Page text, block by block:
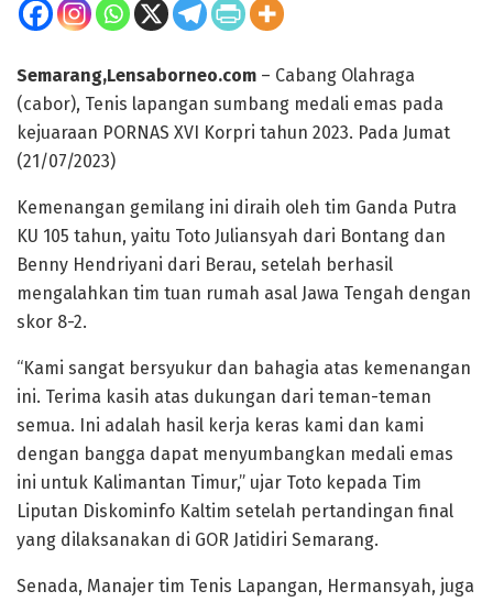
Semarang,Lensaborneo.com – Cabang Olahraga
(cabor), Tenis lapangan sumbang medali emas pada
kejuaraan PORNAS XVI Korpri tahun 2023. Pada Jumat
(21/07/2023)
Kemenangan gemilang ini diraih oleh tim Ganda Putra
KU 105 tahun, yaitu Toto Juliansyah dari Bontang dan
Benny Hendriyani dari Berau, setelah berhasil
mengalahkan tim tuan rumah asal Jawa Tengah dengan
skor 8-2.
“Kami sangat bersyukur dan bahagia atas kemenangan
ini. Terima kasih atas dukungan dari teman-teman
semua. Ini adalah hasil kerja keras kami dan kami
dengan bangga dapat menyumbangkan medali emas
ini untuk Kalimantan Timur,” ujar Toto kepada Tim
Liputan Diskominfo Kaltim setelah pertandingan final
yang dilaksanakan di GOR Jatidiri Semarang.
Senada, Manajer tim Tenis Lapangan, Hermansyah, juga